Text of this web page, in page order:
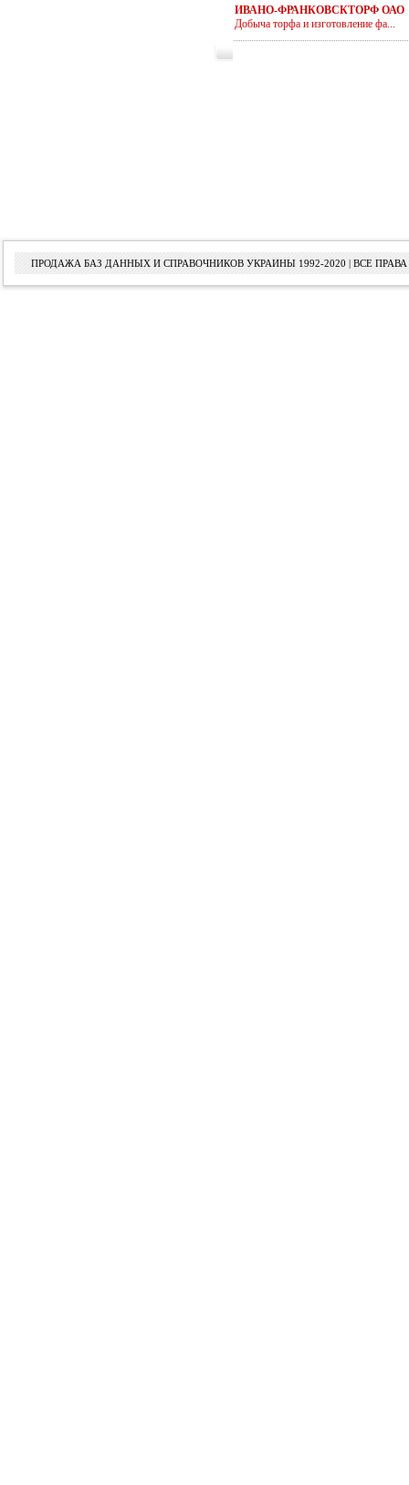
ИВАНО-ФРАНКОВСКТОРФ ОАО
Добыча торфа и изготовление фа...
ПРОДАЖА БАЗ ДАННЫХ И СПРАВОЧНИКОВ УКРАИНЫ 1992-2020 | ВСЕ